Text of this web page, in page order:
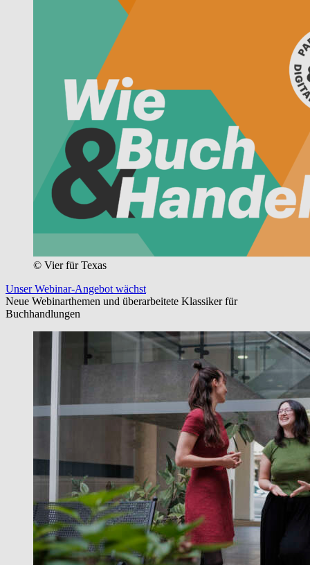
© Vier für Texas
Unser Webinar-Angebot wächst
Neue Webinarthemen und überarbeitete Klassiker für
Buchhandlungen